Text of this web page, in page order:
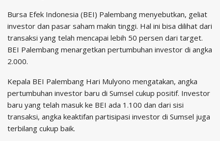
Bursa Efek Indonesia (BEI) Palembang menyebutkan, geliat
investor dan pasar saham makin tinggi. Hal ini bisa dilihat dari
transaksi yang telah mencapai lebih 50 persen dari target.
BEI Palembang menargetkan pertumbuhan investor di angka
2.000.
Kepala BEI Palembang Hari Mulyono mengatakan, angka
pertumbuhan investor baru di Sumsel cukup positif. Investor
baru yang telah masuk ke BEI ada 1.100 dan dari sisi
transaksi, angka keaktifan partisipasi investor di Sumsel juga
terbilang cukup baik.